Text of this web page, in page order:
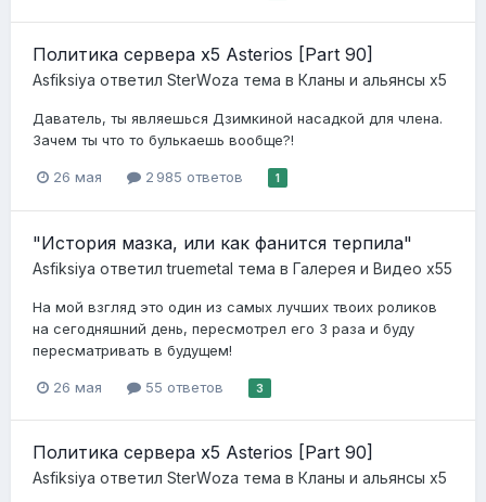
Политика сервера x5 Asterios [Part 90]
Asfiksiya ответил StеrWоzа тема в Кланы и альянсы x5
Даватель, ты являешься Дзимкиной насадкой для члена.
Зачем ты что то булькаешь вообще?!
26 мая 2 985 ответов 1
"История мазка, или как фанится терпила"
Asfiksiya ответилtruemetal тема в Галерея и Видео x55
На мой взгляд это один из самых лучших твоих роликов
на сегодняшний день, пересмотрел его 3 раза и буду
пересматривать в будущем!
26 мая 55 ответов 3
Политика сервера x5 Asterios [Part 90]
Asfiksiya ответил StеrWоzа тема в Кланы и альянсы x5